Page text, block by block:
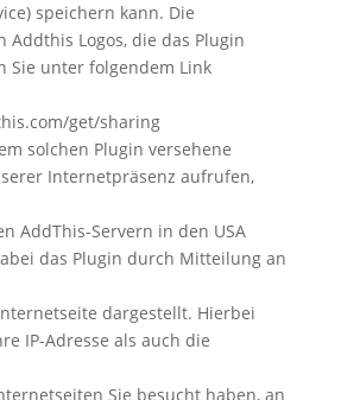
speichern kann. Die
Addthis Logos, die das Plugin
Sie unter folgendem Link
get/sharing
solchen Plugin versehene
Internetpräsenz aufrufen,
AddThis-Servern in den USA
das Plugin durch Mitteilung an
dargestellt. Hierbei
IP-Adresse als auch die
Sie besucht haben, an